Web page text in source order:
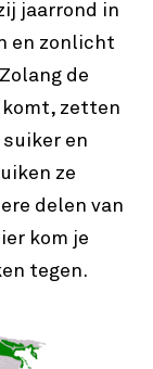
jaarrond in
en zonlicht
de
zetten
en
ze
delen van
kom je
tegen.